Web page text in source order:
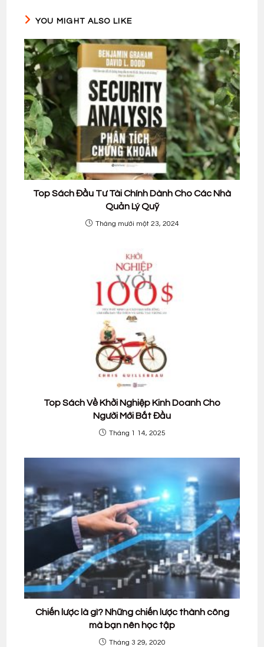
YOU MIGHT ALSO LIKE
Top Sách Đầu Tư Tài Chính Dành Cho Các Nhà
Quản Lý Quỹ
Tháng mười một 23, 2024
Top Sách Về Khởi Nghiệp Kinh Doanh Cho
Người Mới Bắt Đầu
Tháng 1 14, 2025
Chiến lược là gì? Những chiến lược thành công
mà bạn nên học tập
Tháng 3 29, 2020